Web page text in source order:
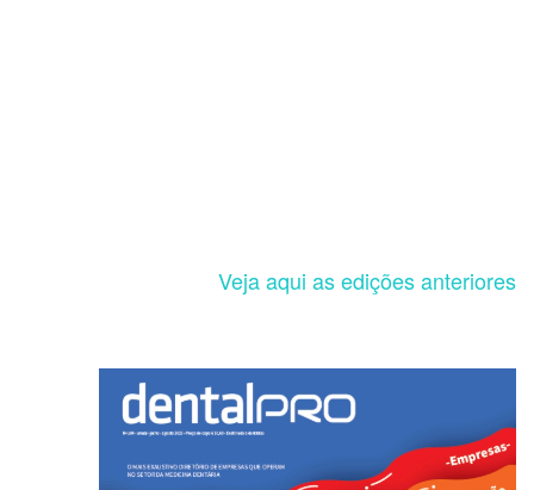
Veja aqui as edições anteriores